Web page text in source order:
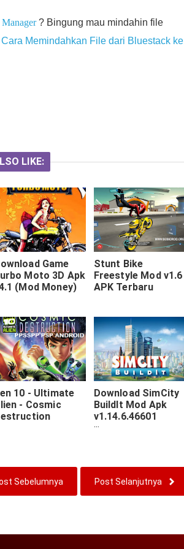
? Bingung mau mindahin file
Cara Memindahkan File dari Bluestack ke
LIKE:
Game
Moto 3D Apk
(Mod Money)
Update
Stunt Bike
Freestyle Mod v1.6
APK Terbaru
10 - Ultimate
- Cosmic
PSP Iso
Download SimCity
BuildIt Mod Apk
v1.14.6.46601
(Level10/Max
Post Selanjutnya
Sebelumnya